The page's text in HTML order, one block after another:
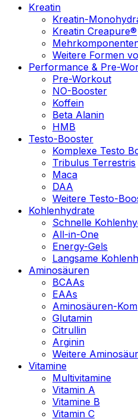
Kreatin
Kreatin-
Kreatin Creapure®
Weitere Formen
Performance & Pre-
Pre-Workout
NO-Booster
Koffein
Beta Alanin
HMB
Testo-Booster
Komplexe Testo
Tribulus Terrestris
Maca
DAA
Weitere Testo-
Kohlenhydrate
Schnelle
All-in-One
Energy-Gels
Langsame
Aminosäuren
BCAAs
EAAs
Aminosäuren-
Glutamin
Citrullin
Arginin
Weitere
Vitamine
Multivitamine
Vitamin A
Vitamine B
Vitamin C